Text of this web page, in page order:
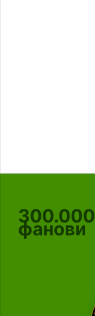
300.000
фанови